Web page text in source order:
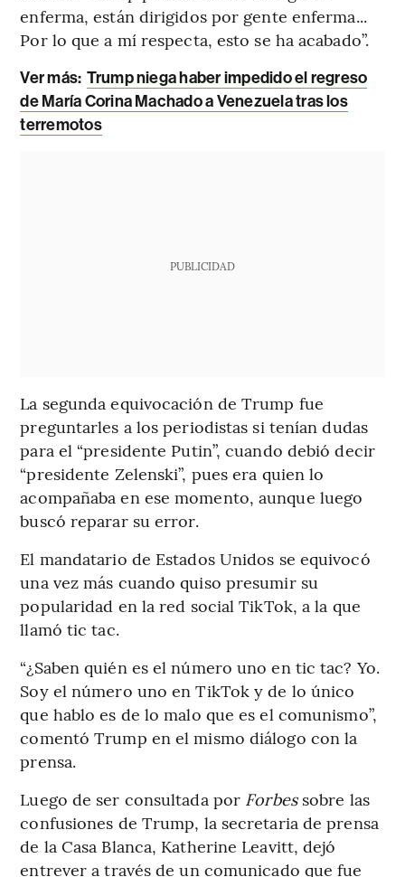
enferma, están dirigidos por gente enferma...
Por lo que a mí respecta, esto se ha acabado”.
Ver más: Trump niega haber impedido el regreso
de María Corina Machado a Venezuela tras los
terremotos
PUBLICIDAD
La segunda equivocación de Trump fue
preguntarles a los periodistas si tenían dudas
para el “presidente Putin”, cuando debió decir
“presidente Zelenski”, pues era quien lo
acompañaba en ese momento, aunque luego
buscó reparar su error.
El mandatario de Estados Unidos se equivocó
una vez más cuando quiso presumir su
popularidad en la red social TikTok, a la que
llamó tic tac.
“¿Saben quién es el número uno en tic tac? Yo.
Soy el número uno en TikTok y de lo único
que hablo es de lo malo que es el comunismo”,
comentó Trump en el mismo diálogo con la
prensa.
Luego de ser consultada por Forbessobre las
confusiones de Trump, la secretaria de prensa
de la Casa Blanca, Katherine Leavitt, dejó
entrever a través de un comunicado que fue